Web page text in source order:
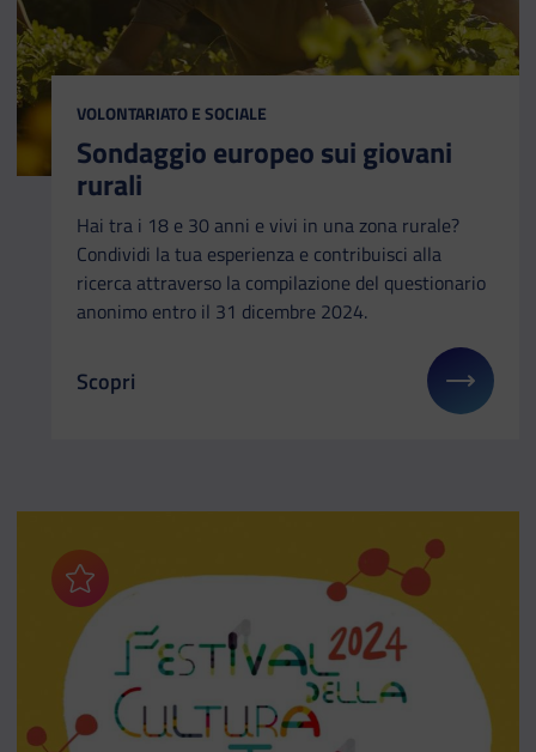
CATEGORIA:
VOLONTARIATO E SOCIALE
Sondaggio europeo sui giovani
rurali
Hai tra i 18 e 30 anni e vivi in una zona rurale?
Condividi la tua esperienza e contribuisci alla
ricerca attraverso la compilazione del questionario
anonimo entro il 31 dicembre 2024.
Il link ti porterà ad avere maggiori dettagli su:
Scopri
Aggiungi ai preferiti